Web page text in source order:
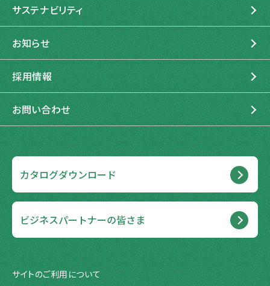
石勝エクステリアの歩み
造園建設
管理運営
サステナビリティ
お知らせ
採用情報
お問い合わせ
カタログダウンロード
ビジネスパートナーの皆さま
サイトのご利用について